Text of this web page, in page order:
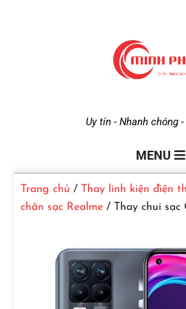
i
n
Uy tín - Nhanh chóng
MENU
Trang chủ / Thay linh kiện điện
chân sạc Realme / Thay chui sạc